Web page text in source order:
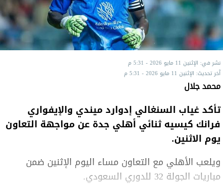
نشر في: الإثنين 11 مايو 2026 - 5:31 م
آخر تحديث: الإثنين 11 مايو 2026 - 5:31 م
محمد جلال
تأكد غياب السنغالي إدوارد ميندي والإيفواري
فرانك كيسيه ثنائي أهلي جدة عن مواجهة التعاون
يوم الاثنين.
ويلعب الأهلي مع التعاون مساء اليوم الإثنين ضمن
مباريات الجولة 32 للدوري السعودي.